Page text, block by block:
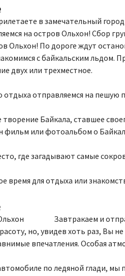
в замечательный
на остров Ольхон! Сбор
Ольхон! По дороге ждут
с байкальским льдом.
двух или трехместное.
отдыха отправляемся на пешую
Байкала, ставшее
фильм или фотоальбом о
где загадывают самые
время для отдыха или
Завтракаем и
но, увидев хоть раз, Вы
впечатления. Особая
по ледяной глади,